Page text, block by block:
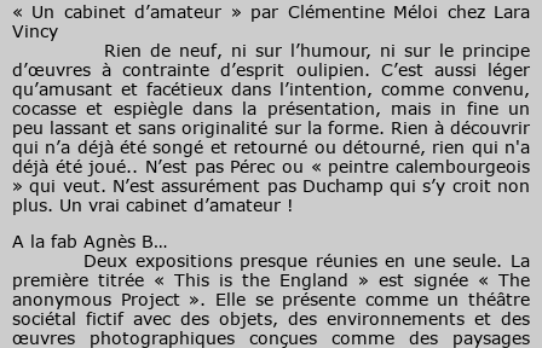
« Un cabinet d’amateur » par Clémentine Méloi chez Lara
Vincy
Rien de neuf, ni sur l’humour, ni sur le principe
d’œuvres à contrainte d’esprit oulipien. C’est aussi léger
qu’amusant et facétieux dans l’intention, comme convenu,
cocasse et espiègle dans la présentation, mais in fine un
peu lassant et sans originalité sur la forme. Rien à découvrir
qui n’a déjà été songé et retourné ou détourné, rien qui n'a
déjà été joué.. N’est pas Pérec ou « peintre calembourgeois
» qui veut. N’est assurément pas Duchamp qui s’y croit non
plus. Un vrai cabinet d’amateur !
A la fab Agnès B…
Deux expositions presque réunies en une seule. La
première titrée « This is the England » est signée « The
anonymous Project ». Elle se présente comme un théâtre
sociétal fictif avec des objets, des environnements et des
œuvres photographiques conçues comme des paysages